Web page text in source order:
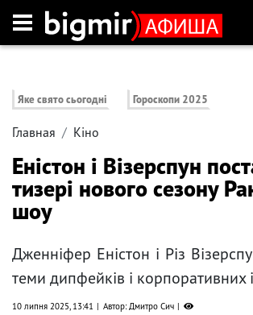
Яке свято сьогодні Гороскопи 2025
Главная Кіно
Еністон і Візерспун
тизері нового сезону
шоу
Дженніфер Еністон і Різ
теми дипфейків і корпоративних
10 липня 2025, 13:41 Автор: Дмитро Сич